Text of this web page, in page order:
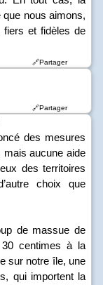
nous aimons,
fiers et fidèles de
🔗Partager
🔗Partager
des mesures
mais aucune aide
des territoires
choix que
de massue de
centimes à la
sur notre île, une
qui importent la